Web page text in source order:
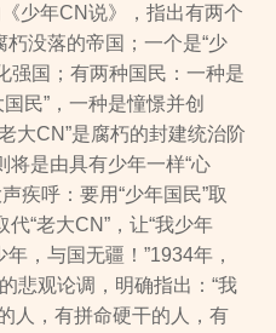
少年CN说》，指出有两个
朽没落的帝国；一个是“少
强国；有两种国民：一种是
民”，一种是憧憬并创
大CN”是腐朽的封建统治阶
将是由具有少年一样“心
疾呼：要用“少年国民”取
代“老大CN”，让“我少年
，与国无疆！”1934年，
悲观论调，明确指出：“我
人，有拼命硬干的人，有